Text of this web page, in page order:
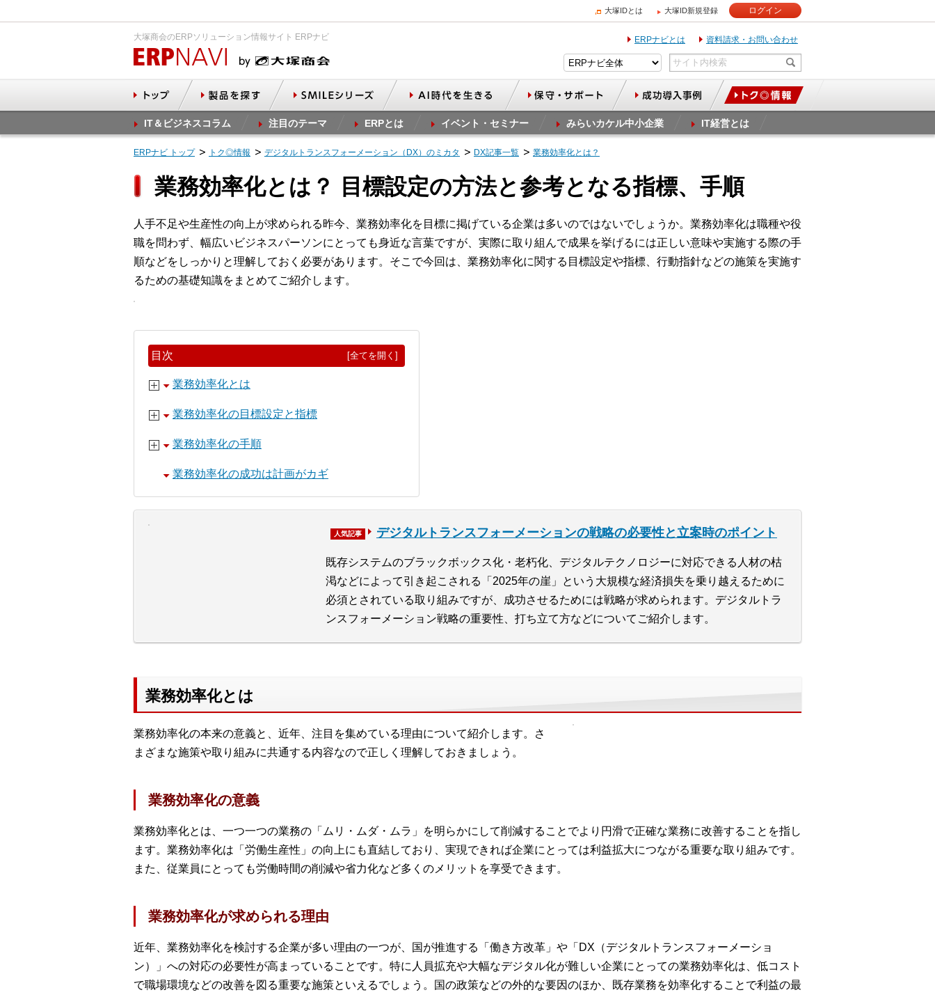
大塚IDとは 大塚ID新規登録 ログイン
大塚商会のERPソリューション情報サイト ERPナビ ERPナビとは 資料請求・お問い合わせ
IT＆ビジネスコラム 注目のテーマ ERPとは イベント・セミナー みらいカケル中小企業 IT経営とは
ERPナビ トップ トク◎情報 デジタルトランスフォーメーション（DX）のミカタ DX記事一覧 業務効率化とは？
業務効率化とは？ 目標設定の方法と参考となる指標、手順
人手不足や生産性の向上が求められる昨今、業務効率化を目標に掲げている企業は多いのではないでしょうか。業務効率化は職種や役
職を問わず、幅広いビジネスパーソンにとっても身近な言葉ですが、実際に取り組んで成果を挙げるには正しい意味や実施する際の手
順などをしっかりと理解しておく必要があります。そこで今回は、業務効率化に関する目標設定や指標、行動指針などの施策を実施す
るための基礎知識をまとめてご紹介します。
目次 [全てを開く]
業務効率化とは
業務効率化の目標設定と指標
業務効率化の手順
業務効率化の成功は計画がカギ
人気記事 デジタルトランスフォーメーションの戦略の必要性と立案時のポイント
既存システムのブラックボックス化・老朽化、デジタルテクノロジーに対応できる人材の枯
渇などによって引き起こされる「2025年の崖」という大規模な経済損失を乗り越えるために
必須とされている取り組みですが、成功させるためには戦略が求められます。デジタルトラ
ンスフォーメーション戦略の重要性、打ち立て方などについてご紹介します。
業務効率化とは
業務効率化の本来の意義と、近年、注目を集めている理由について紹介します。さ
まざまな施策や取り組みに共通する内容なので正しく理解しておきましょう。
業務効率化の意義
業務効率化とは、一つ一つの業務の「ムリ・ムダ・ムラ」を明らかにして削減することでより円滑で正確な業務に改善することを指し
ます。業務効率化は「労働生産性」の向上にも直結しており、実現できれば企業にとっては利益拡大につながる重要な取り組みです。
また、従業員にとっても労働時間の削減や省力化など多くのメリットを享受できます。
業務効率化が求められる理由
近年、業務効率化を検討する企業が多い理由の一つが、国が推進する「働き方改革」や「DX（デジタルトランスフォーメーショ
ン）」への対応の必要性が高まっていることです。特に人員拡充や大幅なデジタル化が難しい企業にとっての業務効率化は、低コスト
で職場環境などの改善を図る重要な施策といえるでしょう。国の政策などの外的な要因のほか、既存業務を効率化することで利益の最